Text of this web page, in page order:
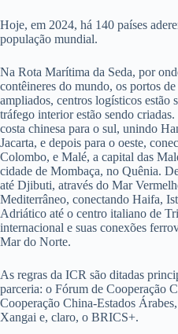
Hoje, em 2024, há 140 países
população mundial.
Na Rota Marítima da Seda, por
contêineres do mundo, os portos
ampliados, centros logísticos estão
tráfego interior estão sendo
costa chinesa para o sul, unindo
Jacarta, e depois para o oeste,
Colombo, e Malé, a capital das
cidade de Mombaça, no Quênia.
até Djibuti, através do Mar
Mediterrâneo, conectando Haifa,
Adriático até o centro italiano de
internacional e suas conexões
Mar do Norte.
As regras da ICR são ditadas
parceria: o Fórum de Cooperação
Cooperação China-Estados
Xangai e, claro, o BRICS+.